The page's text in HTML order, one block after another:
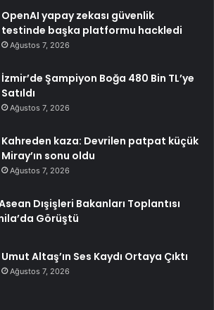
OpenAI yapay zekası güvenlik
testinde başka platformu hackledi
Ağustos 7, 2026
İzmir’de Şampiyon Boğa 480 Bin TL’ye
Satıldı
Ağustos 7, 2026
Kahreden kaza: Devrilen patpat küçük
Miray’ın sonu oldu
Ağustos 7, 2026
Dışişleri Bakanları Toplantısı
Görüştü
Umut Altaş’ın Ses Kaydı Ortaya Çıktı
Ağustos 7, 2026